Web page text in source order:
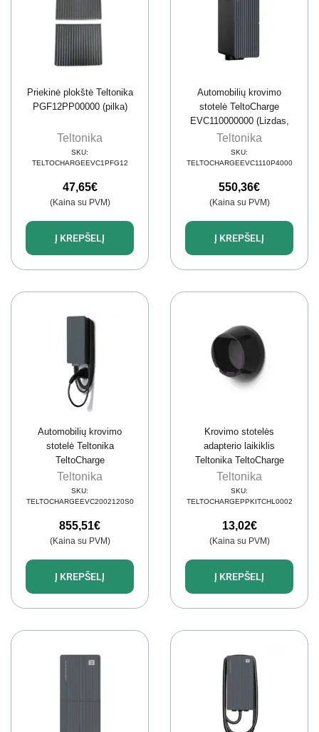
Priekinė plokštė Teltonika
PGF12PP00000 (pilka)
Teltonika
SKU:
TELTOCHARGEEVC1PFG12
47,65€
(Kaina su PVM)
Į KREPŠELĮ
Automobilių krovimo
stotelė TeltoCharge
EVC110000000 (Lizdas,
11kW, 16A, 3 fazės)
Teltonika
SKU:
TELTOCHARGEEVC1110P4000
550,36€
(Kaina su PVM)
Į KREPŠELĮ
Automobilių krovimo
stotelė Teltonika
TeltoCharge
EVC2002120S0 (5 m
kabelis, 22 kW, 32 A)
Teltonika
SKU:
TELTOCHARGEEVC2002120S0
855,51€
(Kaina su PVM)
Į KREPŠELĮ
Krovimo stotelės
adapterio laikiklis
Teltonika TeltoCharge
PPCBLHNG0002
(plastikinis)
Teltonika
SKU:
TELTOCHARGEPPKITCHL0002
13,02€
(Kaina su PVM)
Į KREPŠELĮ